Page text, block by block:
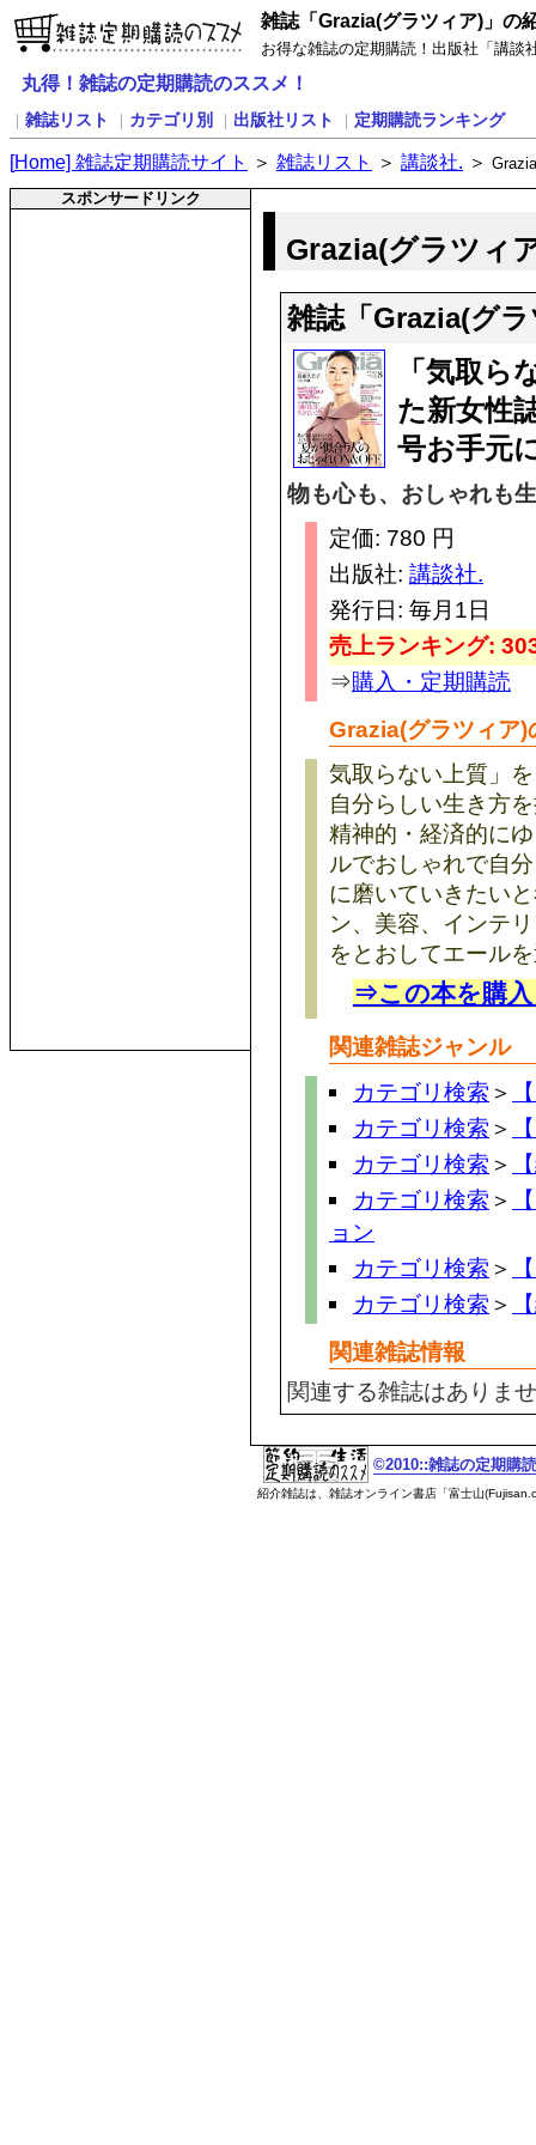
雑誌「Grazia(グラツィア)」の
お得な雑誌の定期購読！出版社「講談
丸得！雑誌の定期購読のススメ！
雑誌リスト カテゴリ別 出版社リスト 定期購読ランキング
[Home] 雑誌定期購読サイト ＞ 雑誌リスト ＞ 講談社. ＞
スポンサードリンク
Grazia(グラツィ
雑誌「Grazia(グ
「気取ら
た新女性
号お手元
物も心も、おしゃれも
定価: 780 円
出版社: 講談社.
発行日: 毎月1日
売上ランキング:
⇒購入・定期購読
Grazia(グラツィア)
気取らない上質」
自分らしい生き方
精神的・経済的に
ルでおしゃれで自
に磨いていきたい
ン、美容、インテ
をとおしてエール
⇒この本を購
関連雑誌ジャンル
カテゴリ検索 ＞
カテゴリ検索 ＞
カテゴリ検索 ＞
カテゴリ検索 ＞
ョン
カテゴリ検索 ＞
カテゴリ検索 ＞
関連雑誌情報
関連する雑誌はありま
©2010::雑誌の定期購
紹介雑誌は、雑誌オンライン書店「富士山